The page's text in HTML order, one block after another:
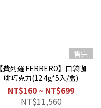
售完
【費列羅 FERRERO】口袋咖
啡巧克力(12.4g*5入/盒)
NT$160 ~ NT$699
NT$11,560